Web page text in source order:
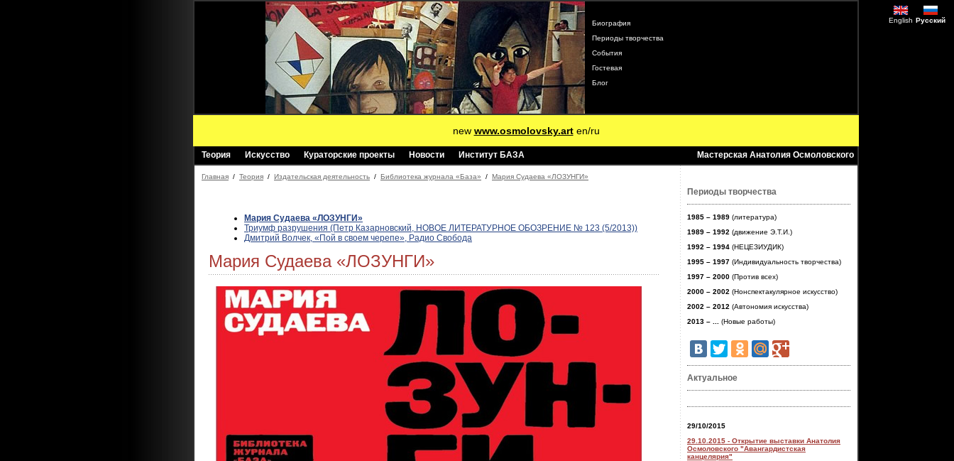
Биография
Периоды творчества
События
Гостевая
Блог
new www.osmolovsky.art en/ru
Теория Искусство Кураторские проекты Новости Институт БАЗА Мастерская Анатолия Осмоловского
Главная / Теория / Издательская деятельность / Библиотека журнала «База» / Мария Судаева «ЛОЗУНГИ»
Мария Судаева «ЛОЗУНГИ»
Триумф разрушения (Петр Казарновский, НОВОЕ ЛИТЕРАТУРНОЕ ОБОЗРЕНИЕ № 123 (5/2013))
Дмитрий Волчек, «Пой в своем черепе», Радио Свобода
Мария Судаева «ЛОЗУНГИ»
Периоды творчества
1985 – 1989 (литература)
1989 – 1992 (движение Э.Т.И.)
1992 – 1994 (НЕЦЕЗИУДИК)
1995 – 1997 (Индивидуальность творчества)
1997 – 2000 (Против всех)
2000 – 2002 (Нонспектакулярное искусство)
2002 – 2012 (Автономия искусства)
2013 – ...
(Новые работы)
Актуальное
29/10/2015
29.10.2015 - Открытие выставки Анатолия
Осмоловского "Авангардистская
канцелярия"
English Русский